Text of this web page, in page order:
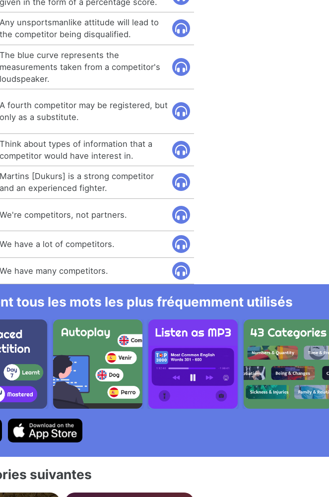
Any unsportsmanlike attitude will lead to
the competitor being disqualified.
The blue curve represents the
measurements taken from a competitor's
loudspeaker.
A fourth competitor may be registered, but
only as a substitute.
Think about types of information that a
competitor would have interest in.
Martins [Dukurs] is a strong competitor
and an experienced fighter.
We're competitors, not partners.
We have a lot of competitors.
We have many competitors.
tous les mots les plus fréquemment utilisés
suivantes